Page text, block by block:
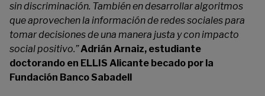
sin discriminación. También en desarrollar algoritmos
que aprovechen la información de redes sociales para
tomar decisiones de una manera justa y con impacto
social positivo.”Adrián Arnaiz, estudiante
doctorando en ELLIS Alicante becado por la
Fundación Banco Sabadell